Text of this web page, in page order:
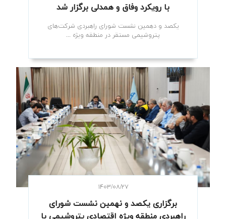
با رویکرد وفاق و همدلی برگزار شد
یکصد و دهمین نشست شورای راهبردی شرکت‌های
پتروشیمی مستقر در منطقه ویژه ...
۱۴۰۳/۰۸/۲۷
برگزاری یکصد و نهمین نشست شورای
راهبردی منطقه ویژه اقتصادی پتروشیمی با